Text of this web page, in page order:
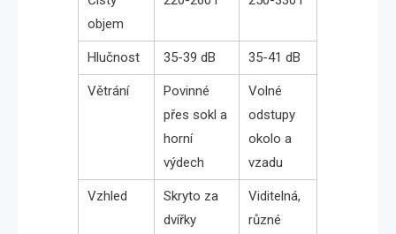
objem
Hlučnost 35-39 dB 35-41 dB
Větrání
Povinné
přes sokl a
horní
výdech
Volné
odstupy
okolo a
vzadu
Vzhled
Skryto za
dvířky
Viditelná,
různé